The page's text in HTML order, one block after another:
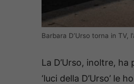
Barbara D’Urso torna in TV,
La D’Urso, inoltre,
‘luci della D’Urso’